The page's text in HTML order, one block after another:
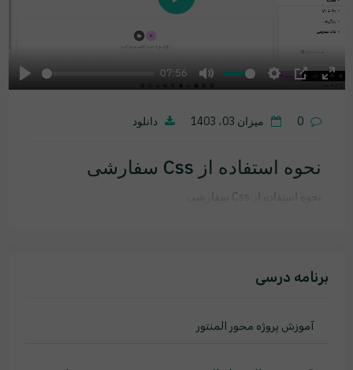
Play
07:56
Mute Settings
PIP
Play
0 میزان 03، 1403 دانلود
نحوه استفاده از Css سفارشی
نحوه استفاده از Css سفارشی
برنامه درسی
آموزش پروژه محور المنتور